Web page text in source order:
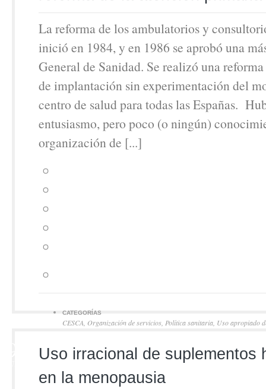
La reforma de los ambulatorios y
inició en 1984, y en 1986 se aprobó una
General de Sanidad. Se realizó una
de implantación sin experimentación del
centro de salud para todas las Españas.
entusiasmo, pero poco (o ningún)
organización de [...]
CATEGORÍAS
CESCA Organización de servicios Política sanitaria Uso apropiado
Uso irracional de suplementos
en la menopausia